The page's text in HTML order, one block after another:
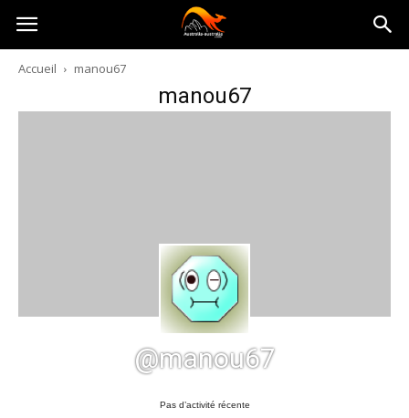
Australia-
australie.com
Accueil manou67
manou67
@manou67
Pas d’activité récente